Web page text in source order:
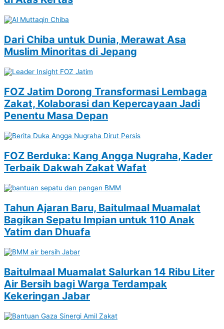
Dari Chiba untuk Dunia, Merawat Asa
Muslim Minoritas di Jepang
FOZ Jatim Dorong Transformasi Lembaga
Zakat, Kolaborasi dan Kepercayaan Jadi
Penentu Masa Depan
FOZ Berduka: Kang Angga Nugraha, Kader
Terbaik Dakwah Zakat Wafat
Tahun Ajaran Baru, Baitulmaal Muamalat
Bagikan Sepatu Impian untuk 110 Anak
Yatim dan Dhuafa
Baitulmaal Muamalat Salurkan 14 Ribu Liter
Air Bersih bagi Warga Terdampak
Kekeringan Jabar